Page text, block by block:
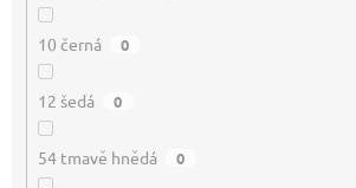
10 černá 0
12 šedá 0
54 tmavě hnědá 0